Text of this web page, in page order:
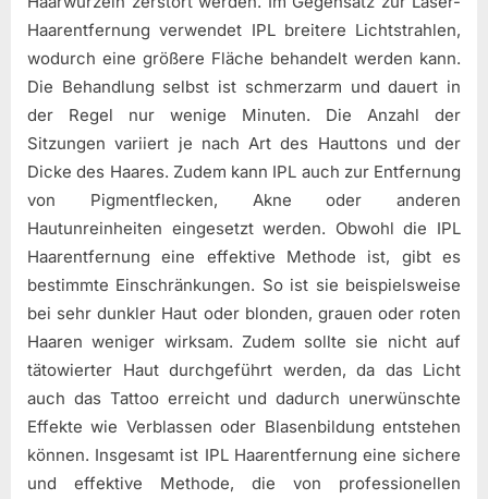
Haarentfernung verwendet IPL breitere Lichtstrahlen,
wodurch eine größere Fläche behandelt werden kann.
Die Behandlung selbst ist schmerzarm und dauert in
der Regel nur wenige Minuten. Die Anzahl der
Sitzungen variiert je nach Art des Hauttons und der
Dicke des Haares. Zudem kann IPL auch zur Entfernung
von Pigmentflecken, Akne oder anderen
Hautunreinheiten eingesetzt werden. Obwohl die IPL
Haarentfernung eine effektive Methode ist, gibt es
bestimmte Einschränkungen. So ist sie beispielsweise
bei sehr dunkler Haut oder blonden, grauen oder roten
Haaren weniger wirksam. Zudem sollte sie nicht auf
tätowierter Haut durchgeführt werden, da das Licht
auch das Tattoo erreicht und dadurch unerwünschte
Effekte wie Verblassen oder Blasenbildung entstehen
können. Insgesamt ist IPL Haarentfernung eine sichere
und effektive Methode, die von professionellen